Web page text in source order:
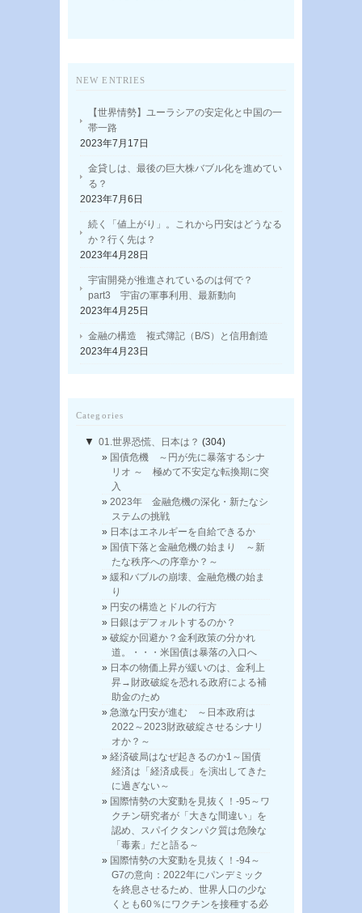
NEW ENTRIES
【世界情勢】ユーラシアの安定化と中国の一
帯一路
2023年7月17日
金貸しは、最後の巨大株バブル化を進めてい
る？
2023年7月6日
続く「値上がり」。これから円安はどうなる
か？行く先は？
2023年4月28日
宇宙開発が推進されているのは何で？
part3 宇宙の軍事利用、最新動向
2023年4月25日
金融の構造 複式簿記（B/S）と信用創造
2023年4月23日
Categories
▼ 01.世界恐慌、日本は？ (304)
国債危機 ～円が先に暴落するシナ
リオ ～ 極めて不安定な転換期に突
入
2023年 金融危機の深化・新たなシ
ステムの挑戦
日本はエネルギーを自給できるか
国債下落と金融危機の始まり ～新
たな秩序への序章か？～
緩和バブルの崩壊、金融危機の始ま
り
円安の構造とドルの行方
日銀はデフォルトするのか？
破綻か回避か？金利政策の分かれ
道。・・・米国債は暴落の入口へ
日本の物価上昇が緩いのは、金利上
昇→財政破綻を恐れる政府による補
助金のため
急激な円安が進む ～日本政府は
2022～2023財政破綻させるシナリ
オか？～
経済破局はなぜ起きるのか1～国債
経済は「経済成長」を演出してきた
に過ぎない～
国際情勢の大変動を見抜く！-95～ワ
クチン研究者が「大きな間違い」を
認め、スパイクタンパク質は危険な
「毒素」だと語る～
国際情勢の大変動を見抜く！-94～
G7の意向：2022年にパンデミック
を終息させるため、世界人口の少な
くとも60％にワクチンを接種する必